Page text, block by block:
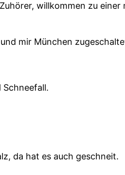
willkommen zu einer
mir München
Schneefall.
da hat es auch geschneit.